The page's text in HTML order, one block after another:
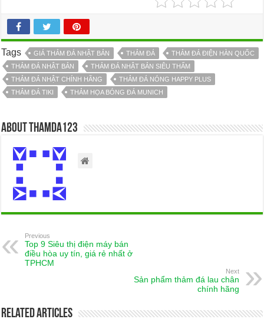
Tags GIÁ THẢM ĐÁ NHẬT BẢN THẢM ĐÁ
THẢM ĐÁ ĐIỆN HÀN QUỐC
THẢM ĐÁ NHẬT BẢN
THẢM ĐÁ NHẬT BẢN SIÊU THẤM
THẢM ĐÁ NHẬT CHÍNH HÃNG
THẢM ĐÁ NÓNG HAPPY PLUS
THẢM ĐÁ TIKI
THẢM HỌA BÓNG ĐÁ MUNICH
About thamda123
Previous
Top 9 Siêu thị điện máy bán
điều hòa uy tín, giá rẻ nhất ở
TPHCM
Next
Sản phẩm thảm đá lau chân
chính hãng
Related Articles